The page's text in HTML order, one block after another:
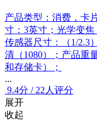
产品类型：消费，卡
寸：3英寸；光学变焦
传感器尺寸：（1/2.3
清（1080）；产品重
和存储卡）；
...
9.4分 / 22人评分
展开
收起